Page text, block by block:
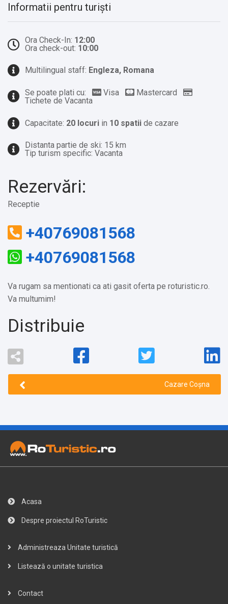
Informatii pentru turiști
Ora Check-In: 12:00
Ora check-out: 10:00
Multilingual staff: Engleza, Romana
Se poate plati cu: Visa
Mastercard
Tichete de Vacanta
Capacitate: 20 locuri in 10 spatii de cazare
Distanta partie de ski: 15 km
Tip turism specific: Vacanta
Rezervări:
Receptie
+40769081568
+40769081568
Va rugam sa mentionati ca ati gasit oferta pe roturistic.ro.
Va multumim!
Distribuie
Cazare Coșna
Acasa
Despre proiectul RoTuristic
Administreaza Unitate turistică
Listează o unitate turistica
Contact